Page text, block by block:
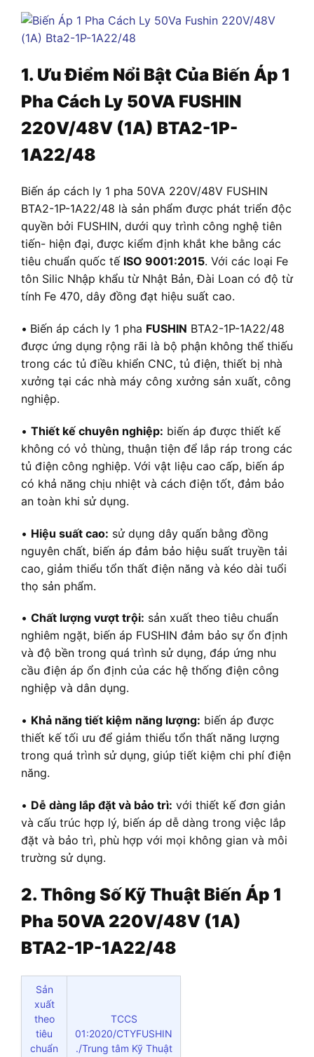
1. Ưu Điểm Nổi Bật Của Biến Áp 1
Pha Cách Ly 50VA FUSHIN
220V/48V (1A) BTA2-1P-
1A22/48
Biến áp cách ly 1 pha 50VA 220V/48V FUSHIN
BTA2-1P-1A22/48 là sản phẩm được phát triển độc
quyền bởi FUSHIN, dưới quy trình công nghệ tiên
tiến- hiện đại, được kiểm định khắt khe bằng các
tiêu chuẩn quốc tế ISO 9001:2015. Với các loại Fe
tôn Silic Nhập khẩu từ Nhật Bản, Đài Loan có độ từ
tính Fe 470, dây đồng đạt hiệu suất cao.
• Biến áp cách ly 1 pha FUSHIN BTA2-1P-1A22/48
được ứng dụng rộng rãi là bộ phận không thể thiếu
trong các tủ điều khiển CNC, tủ điện, thiết bị nhà
xưởng tại các nhà máy công xưởng sản xuất, công
nghiệp.
• Thiết kế chuyên nghiệp: biến áp được thiết kế
không có vỏ thùng, thuận tiện để lắp ráp trong các
tủ điện công nghiệp. Với vật liệu cao cấp, biến áp
có khả năng chịu nhiệt và cách điện tốt, đảm bảo
an toàn khi sử dụng.
• Hiệu suất cao: sử dụng dây quấn bằng đồng
nguyên chất, biến áp đảm bảo hiệu suất truyền tải
cao, giảm thiểu tổn thất điện năng và kéo dài tuổi
thọ sản phẩm.
• Chất lượng vượt trội: sản xuất theo tiêu chuẩn
nghiêm ngặt, biến áp FUSHIN đảm bảo sự ổn định
và độ bền trong quá trình sử dụng, đáp ứng nhu
cầu điện áp ổn định của các hệ thống điện công
nghiệp và dân dụng.
• Khả năng tiết kiệm năng lượng: biến áp được
thiết kế tối ưu để giảm thiểu tổn thất năng lượng
trong quá trình sử dụng, giúp tiết kiệm chi phí điện
năng.
• Dễ dàng lắp đặt và bảo trì: với thiết kế đơn giản
và cấu trúc hợp lý, biến áp dễ dàng trong việc lắp
đặt và bảo trì, phù hợp với mọi không gian và môi
trường sử dụng.
2. Thông Số Kỹ Thuật Biến Áp 1
Pha 50VA 220V/48V (1A)
BTA2-1P-1A22/48
Sản
xuất
theo
tiêu
chuẩn
TCCS
01:2020/CTYFUSHIN
./Trung tâm Kỹ Thuật